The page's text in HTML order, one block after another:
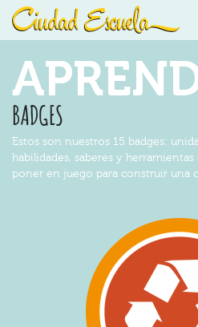
BADGES
Estos son nuestros 15 badges:
habilidades, saberes y
poner en juego para construir una